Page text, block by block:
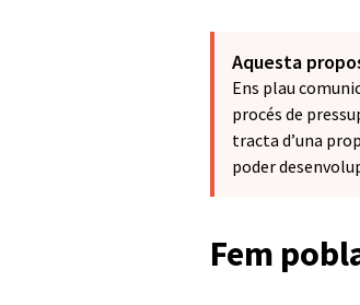
Aquesta
Ens plau
procés de
tracta d’una
poder
Fem